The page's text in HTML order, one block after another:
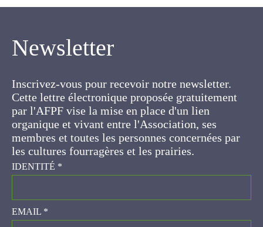
Newsletter
Cette lettre électronique proposée
gratuitement par l'AFPF vise la mise en place
d'un lien organique et vivant entre l'Association,
ses membres et toutes les personnes
concernées par les cultures fourragères et les
prairies.
IDENTITÉ*
EMAIL*